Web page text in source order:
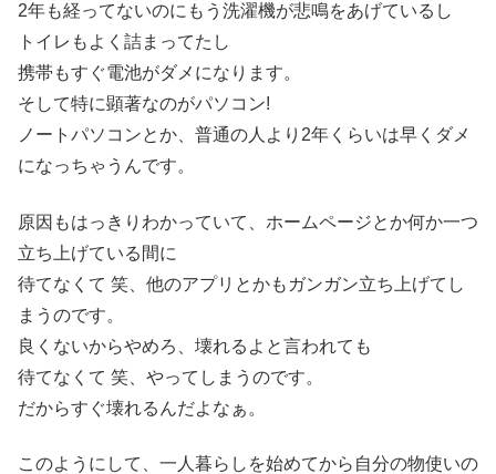
2年も経ってないのにもう洗濯機が悲鳴をあげているし
トイレもよく詰まってたし
携帯もすぐ電池がダメになります。
そして特に顕著なのがパソコン!
ノートパソコンとか、普通の人より2年くらいは早くダメ
になっちゃうんです。
原因もはっきりわかっていて、ホームページとか何か一つ
立ち上げている間に
待てなくて 笑、他のアプリとかもガンガン立ち上げてし
まうのです。
良くないからやめろ、壊れるよと言われても
待てなくて 笑、やってしまうのです。
だからすぐ壊れるんだよなぁ。
このようにして、一人暮らしを始めてから自分の物使いの